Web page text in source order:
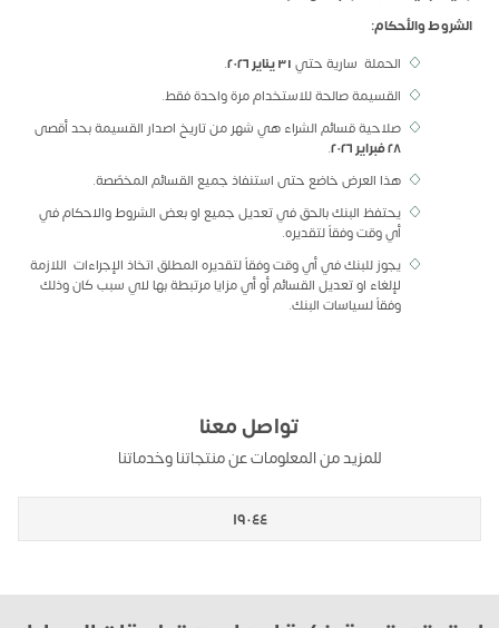
الشروط والأحكام:
الحملة سارية حتي ٣١ يناير ٢٠٢٦
.
القسيمة صالحة للاستخدام مرة واحدة فقط.
صلاحية قسائم الشراء هي شهر من تاريخ اصدار القسيمة بحد أقصى
٢٨ فبراير ٢٠٢٦
.
هذا العرض خاضع حتى استنفاذ جميع القسائم المخصّصة.
يحتفظ البنك بالحق في تعديل جميع او بعض الشروط والاحكام في
أي وقت وفقاً لتقديره.
يجوز للبنك في أي وقت وفقاً لتقديره المطلق اتخاذ الإجراءات اللازمة
لإلغاء او تعديل القسائم أو أي مزايا مرتبطة بها لاي سبب كان وذلك
وفقاً لسياسات البنك.
تواصل معنا
للمزيد من المعلومات عن منتجاتنا وخدماتنا
١٩٠٤٤